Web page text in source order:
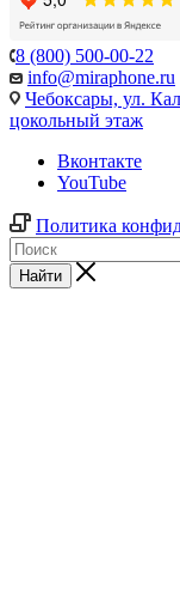
8 (800) 500-00-22
info@miraphone.ru
Чебоксары, ул.
цокольный этаж
Вконтакте
YouTube
Политика
Найти